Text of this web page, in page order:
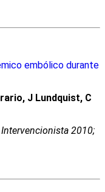
embólico durante
J Lundquist, C
2010;